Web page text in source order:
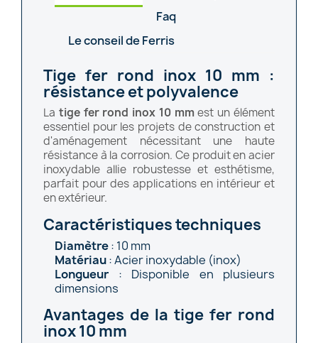
Faq
Le conseil de Ferris
Tige fer rond inox 10 mm :
résistance et polyvalence
La tige fer rond inox 10 mmest un élément
essentiel pour les projets de construction et
d'aménagement nécessitant une haute
résistance à la corrosion. Ce produit en acier
inoxydable allie robustesse et esthétisme,
parfait pour des applications en intérieur et
en extérieur.
Caractéristiques techniques
Diamètre: 10 mm
Matériau: Acier inoxydable (inox)
Longueur : Disponible en plusieurs
dimensions
Avantages de la tige fer rond
inox 10 mm